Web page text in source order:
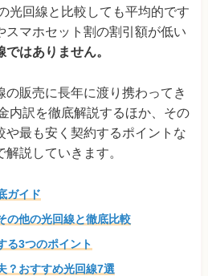
光回線と比較しても平均的です
スマホセット割の割引額が低い
はありません。
の販売に長年に渡り携わってき
内訳を徹底解説するほか、その
や最も安く契約するポイントな
説していきます。
ガイド
の他の光回線と徹底比較
る3つのポイント
？おすすめ光回線7選